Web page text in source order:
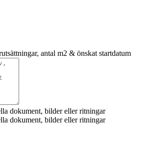
antal m2 & önskat startdatum
dokument, bilder eller ritningar
dokument, bilder eller ritningar